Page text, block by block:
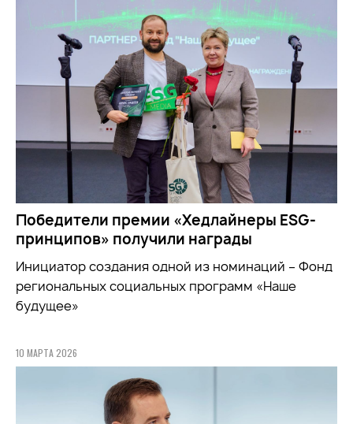
Победители премии «Хедлайнеры ESG-
принципов» получили награды
Инициатор создания одной из номинаций – Фонд
региональных социальных программ «Наше
будущее»
10 МАРТА 2026